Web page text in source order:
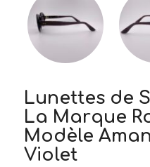
Lunettes de
La Marque
Modèle
Violet